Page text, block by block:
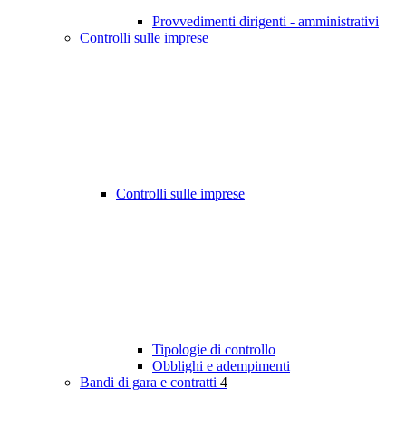
Provvedimenti dirigenti - amministrativi
Controlli sulle imprese
Controlli sulle imprese
Tipologie di controllo
Obblighi e adempimenti
Bandi di gara e contratti 4